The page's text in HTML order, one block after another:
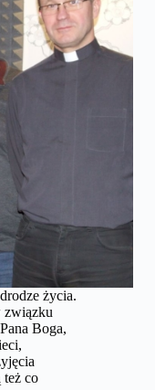
życia.
związku
Boga,
też co